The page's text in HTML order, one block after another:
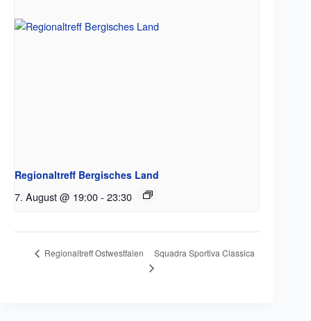
Regionaltreff Bergisches Land
7. August @ 19:00- 23:30
Regionaltreff Ostwestfalen Squadra Sportiva Classica